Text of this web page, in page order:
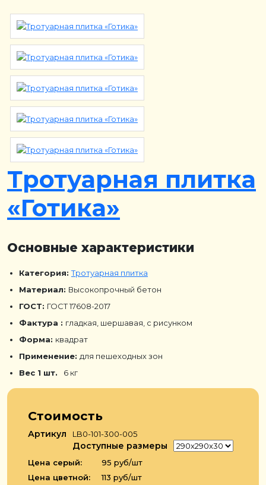
Тротуарная плитка
«Готика»
Основные характеристики
Категория:Тротуарная плитка
Материал: Высокопрочный бетон
ГОСТ: ГОСТ 17608-2017
Фактура : гладкая, шершавая, с рисунком
Форма: квадрат
Применение: для пешеходных зон
Вес 1 шт.
6 кг
Стоимость
Артикул LB0-101-300-005
Доступные размеры
Цена серый:
95 руб/шт
Цена цветной:
113 руб/шт